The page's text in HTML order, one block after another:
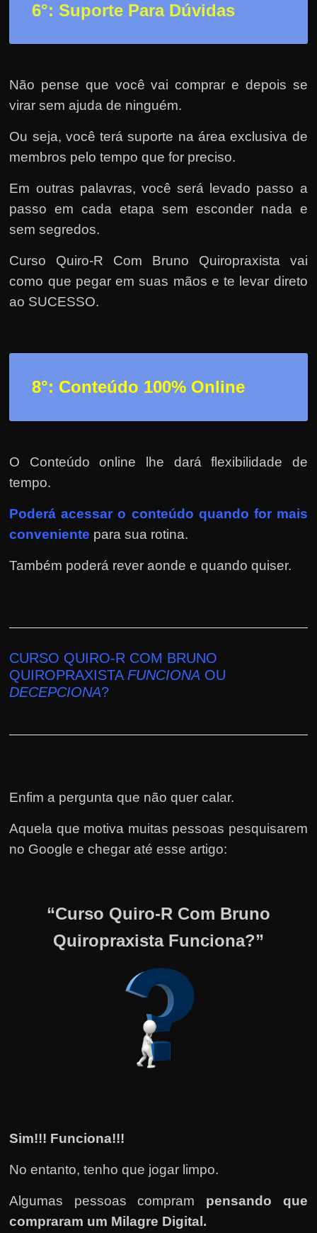
6°: Suporte Para Dúvidas
Não pense que você vai comprar e depois se
virar sem ajuda de ninguém.
Ou seja, você terá suporte na área exclusiva de
membros pelo tempo que for preciso.
Em outras palavras, você será levado passo a
passo em cada etapa sem esconder nada e
sem segredos.
Curso Quiro-R Com Bruno Quiropraxista vai
como que pegar em suas mãos e te levar direto
ao SUCESSO.
8°: Conteúdo 100% Online
O Conteúdo online lhe dará flexibilidade de
tempo.
Poderá acessar o conteúdo quando for mais
conveniente para sua rotina.
Também poderá rever aonde e quando quiser.
CURSO QUIRO-R COM BRUNO
QUIROPRAXISTAFUNCIONA OU
DECEPCIONA?
Enfim a pergunta que não quer calar.
Aquela que motiva muitas pessoas pesquisarem
no Google e chegar até esse artigo:
“Curso Quiro-R Com Bruno
Quiropraxista Funciona?”
Sim!!! Funciona!!!
No entanto, tenho que jogar limpo.
Algumas pessoas compram pensando que
compraram um Milagre Digital.